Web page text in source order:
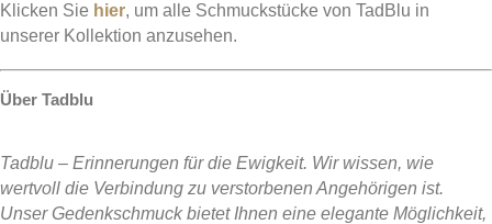
Klicken Sie hier, um alle Schmuckstücke von TadBlu in
unserer Kollektion anzusehen.
Über Tadblu
Tadblu – Erinnerungen für die Ewigkeit. Wir wissen, wie
wertvoll die Verbindung zu verstorbenen Angehörigen ist.
Unser Gedenkschmuck bietet Ihnen eine elegante Möglichkeit,
Produktseite
Produktseite